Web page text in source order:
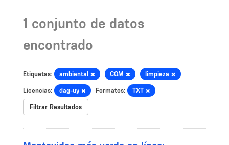
1 conjunto de datos
encontrado
Etiquetas: ambiental COM limpieza
Licencias: dag-uy Formatos: TXT
Filtrar Resultados